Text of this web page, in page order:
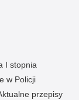
I stopnia
w Policji
przepisy